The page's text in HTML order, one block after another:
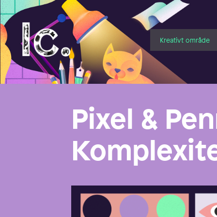
Illustratörcentrum
Kreativt område
Pixel &